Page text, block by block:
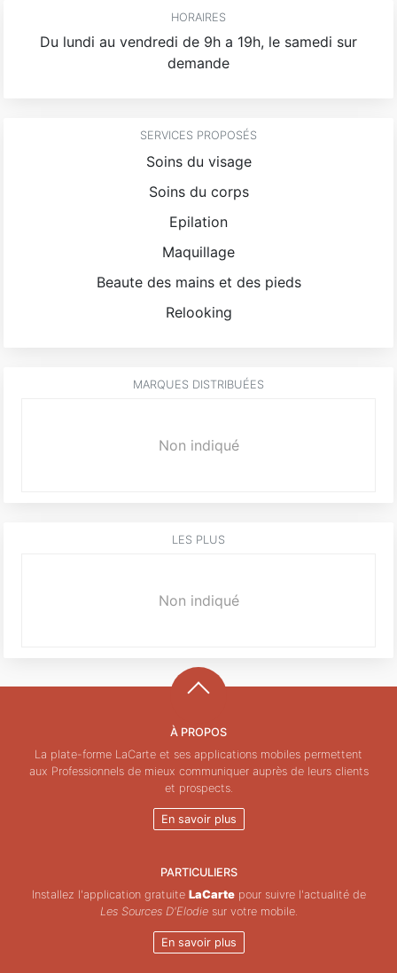
HORAIRES
Du lundi au vendredi de 9h a 19h, le samedi sur
demande
SERVICES PROPOSÉS
Soins du visage
Soins du corps
Epilation
Maquillage
Beaute des mains et des pieds
Relooking
MARQUES DISTRIBUÉES
Non indiqué
LES PLUS
Non indiqué
À PROPOS
La plate-forme LaCarte et ses applications mobiles permettent
aux Professionnels de mieux communiquer auprès de leurs clients
et prospects.
En savoir plus
PARTICULIERS
Installez l'application gratuite LaCartepour suivre l'actualité de
Les Sources D'Elodiesur votre mobile.
En savoir plus